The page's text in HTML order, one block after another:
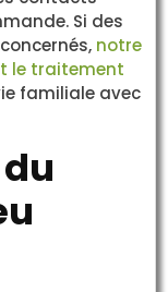
Si des
notre
le traitement
familiale avec